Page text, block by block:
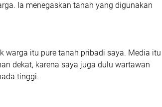
Ia menegaskan tanah yang digunakan
warga itu pure tanah pribadi saya. Media itu
dekat, karena saya juga dulu wartawan
tinggi.